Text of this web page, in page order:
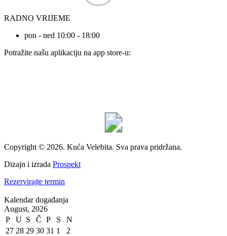
RADNO VRIJEME
pon - ned 10:00 - 18:00
Potražite našu aplikaciju na app store-u:
Copyright © 2026. Kuća Velebita. Sva prava pridržana.
Dizajn i izrada Prospekt
Rezervirajte termin
Kalendar događanja
August, 2026
P
U S Č P S
N
27 28 29 30 31 1 2